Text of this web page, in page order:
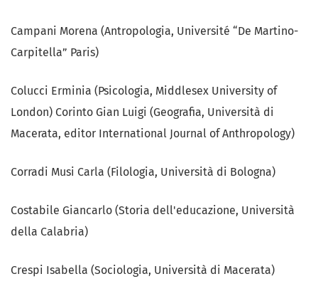
Campani Morena (Antropologia, Université “De Martino-
Carpitella” Paris)
Colucci Erminia (Psicologia, Middlesex University of
London) Corinto Gian Luigi (Geografia, Università di
Macerata, editor International Journal of Anthropology)
Corradi Musi Carla (Filologia, Università di Bologna)
Costabile Giancarlo (Storia dell'educazione, Università
della Calabria)
Crespi Isabella (Sociologia, Università di Macerata)